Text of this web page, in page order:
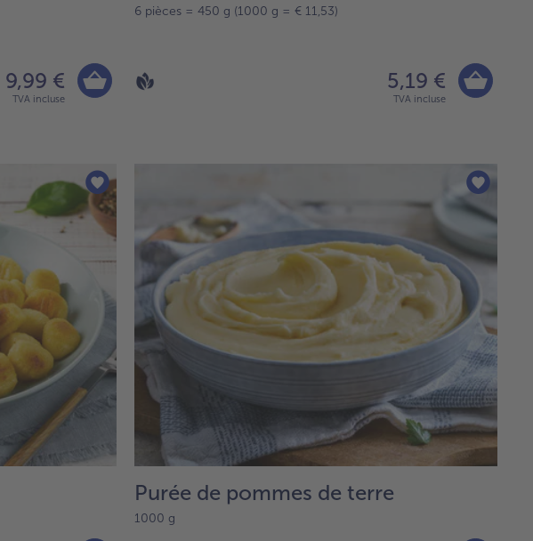
9,99 €
TVA incluse
6 pièces = 450 g (1000 g = € 11,53)
5,19 €
TVA incluse
Purée de pommes de terre
1000 g